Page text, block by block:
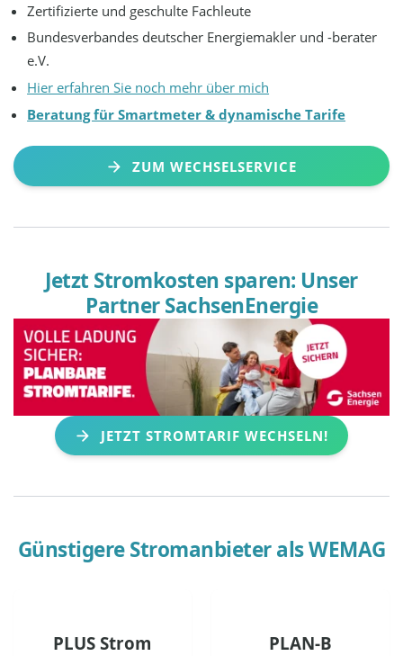
Zertifizierte und geschulte Fachleute
Bundesverbandes deutscher Energiemakler und -berater
e.V.
Hier erfahren Sie noch mehr über mich
Beratung für Smartmeter & dynamische Tarife
ZUM WECHSELSERVICE
Jetzt Stromkosten sparen: Unser
Partner SachsenEnergie
JETZT STROMTARIF WECHSELN!
Günstigere Stromanbieter alsWEMAG
PLUS Strom PLAN-B